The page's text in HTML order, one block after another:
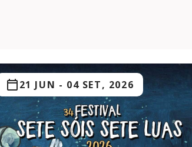
21 JUN - 04 SET, 2026